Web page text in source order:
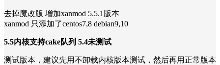
去掉魔改版 增加xanmod 5.5.1版本
xanmod 只添加了centos7,8 debian9,10
5.5内核支持cake队列 5.4未测试
测试版本，建议先用不卸载内核版本测试，然后再用正常版本